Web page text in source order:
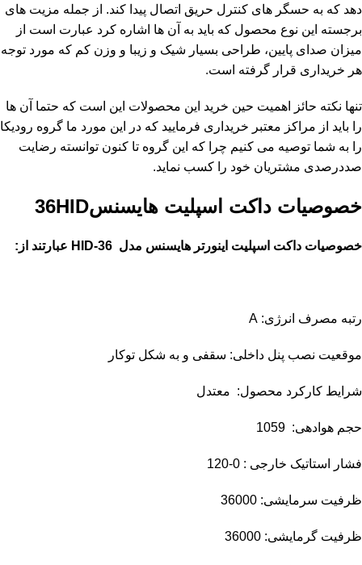
دهد که به حسگر های کنترل حریق اتصال پیدا کند. از جمله مزیت های
برجسته این نوع محصول که باید به آن ها اشاره کرد عبارت است از
میزان صدای پایین، طراحی بسیار شیک و زیبا و وزن کم که مورد توجه
هر خریداری قرار گرفته است.
تنها نکته حائز اهمیت حین خرید این محصولات این است که حتما آن ها
را باید از مراکز معتبر خریداری فرمایید که در این مورد ما گروه رودیکا
را به شما توصیه می کنیم چرا که این گروه تا کنون توانسته رضایت
صددرصدی مشتریان خود را کسب نماید.
خصوصیات داکت اسپلیت هایسنس36HID
خصوصیات داکت اسپلیت اینورتر هایسنس مدل 36- HID عبارتند از:
رتبه مصرف انرژی: A
موقعیت نصب پنل داخلی: سقفی و به شکل توکار
شرایط کارکرد محصول: معتدل
حجم هوادهی: 1059
فشار استاتیک خارجی : 0-120
ظرفیت سرمایشی: 36000
ظرفیت گرمایشی: 36000